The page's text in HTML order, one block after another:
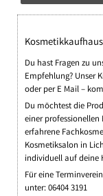
Du hast Fragen zu
Empfehlung? Unser
oder per E Mail –
Du möchtest die
einer professionellen
erfahrene
Kosmetiksalon in
individuell auf deine
Für eine
unter: 06404 3191